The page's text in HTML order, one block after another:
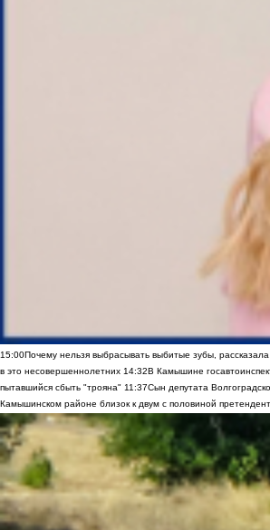
15:00Почему нельзя выбрасывать выбитые зубы,
в это несовершеннолетних 14:32В Камышине
пытавшийся сбыть "трояна" 11:37Сын депутата
Камышинском районе близок к двум с половиной